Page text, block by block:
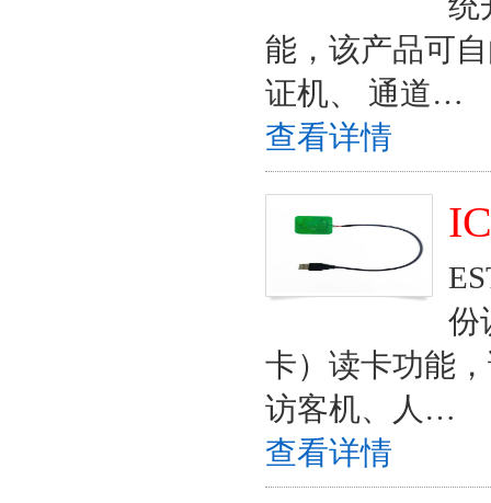
能，该产品可
证机、 通道…
查看详情
IC
份
卡）读卡功能
访客机、人…
查看详情